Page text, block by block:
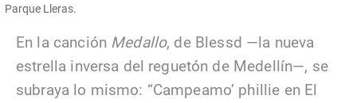
Parque Lleras.
En la canción Medallo, de Blessd —la nueva
estrella inversa del reguetón de Medellín—, se
subraya lo mismo: “Campeamo’ phillie en El